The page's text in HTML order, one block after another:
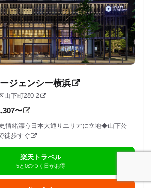
ジェンシー横浜
山下町280-2
〜
史情緒漂う日本大通りエリアに立地◆山下公
徒歩すぐ
楽天トラベル
5と0のつく日がお得